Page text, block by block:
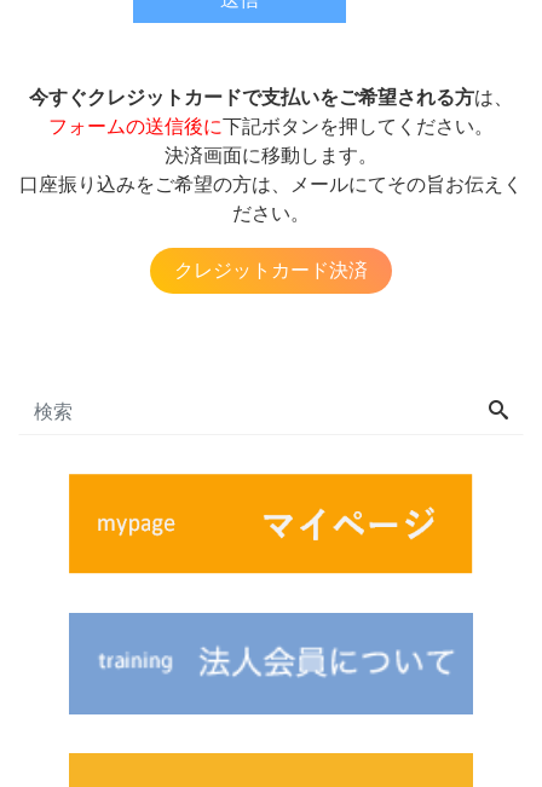
今すぐクレジットカードで支払いをご希望される方は、
フォームの送信後に下記ボタンを押してください。
決済画面に移動します。
口座振り込みをご希望の方は、メールにてその旨お伝えく
ださい。